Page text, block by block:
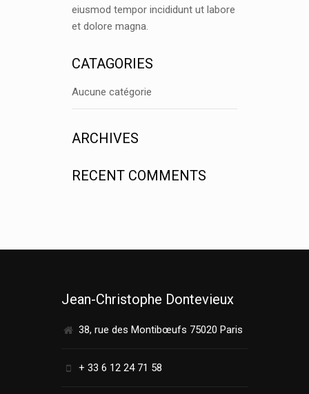
eiusmod tempor incididunt ut labore
et dolore magna.
CATAGORIES
Aucune catégorie
ARCHIVES
RECENT COMMENTS
Jean-Christophe Dontevieux
38, rue des Montibœufs 75020 Paris
+ 33 6 12 24 71 58